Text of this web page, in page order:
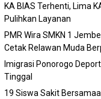
KA BIAS Terhenti, Lima
Pulihkan Layanan
PMR Wira SMKN 1
Cetak Relawan Muda
Imigrasi Ponorogo
Tinggal
19 Siswa Sakit